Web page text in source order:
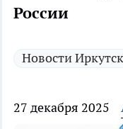
России
Новости
27 декабря 2025